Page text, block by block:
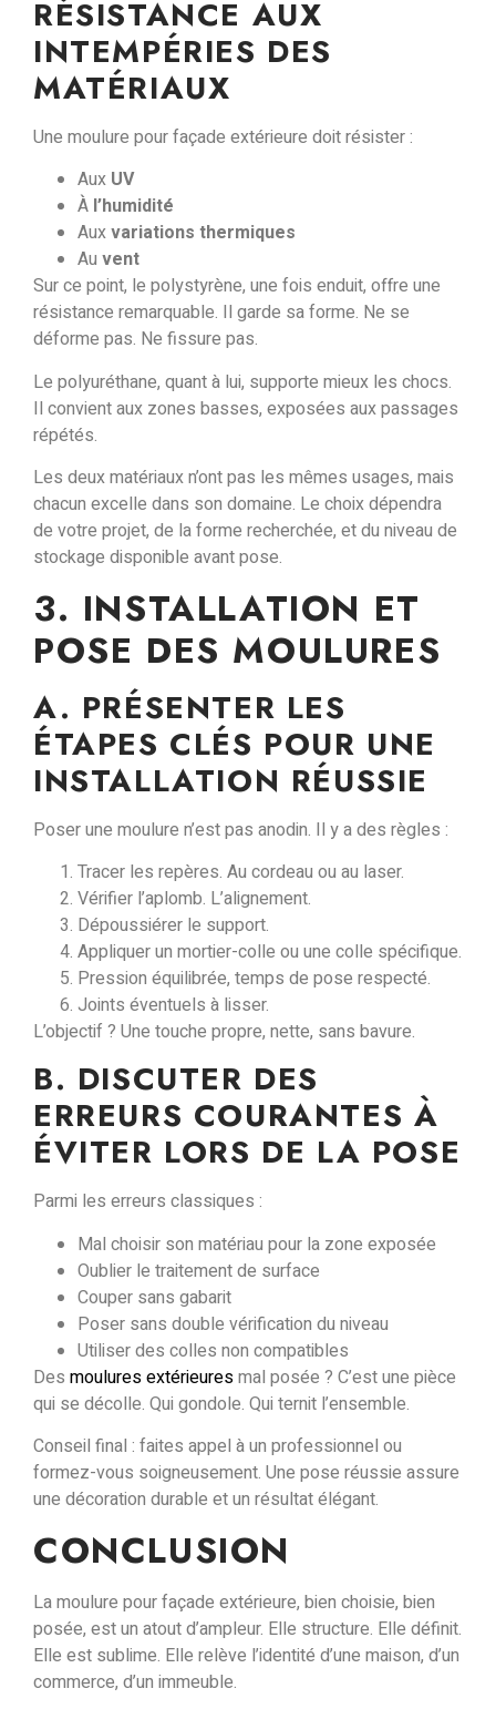
RÉSISTANCE AUX
INTEMPÉRIES DES
MATÉRIAUX
Une moulure pour façade extérieure doit résister :
Aux UV
À l’humidité
Auxvariations thermiques
Au vent
Sur ce point, le polystyrène, une fois enduit, offre une
résistance remarquable. Il garde sa forme. Ne se
déforme pas. Ne fissure pas.
Le polyuréthane, quant à lui, supporte mieux les chocs.
Il convient aux zones basses, exposées aux passages
répétés.
Les deux matériaux n’ont pas les mêmes usages, mais
chacun excelle dans son domaine. Le choix dépendra
de votre projet, de la forme recherchée, et du niveau de
stockage disponible avant pose.
3. INSTALLATION ET
POSE DES MOULURES
A. PRÉSENTER LES
ÉTAPES CLÉS POUR UNE
INSTALLATION RÉUSSIE
Poser une moulure n’est pas anodin. Il y a des règles :
Tracer les repères. Au cordeau ou au laser.
Vérifier l’aplomb. L’alignement.
Dépoussiérer le support.
Appliquer un mortier-colle ou une colle spécifique.
Pression équilibrée, temps de pose respecté.
Joints éventuels à lisser.
L’objectif ? Une touche propre, nette, sans bavure.
B. DISCUTER DES
ERREURS COURANTES À
ÉVITER LORS DE LA POSE
Parmi les erreurs classiques :
Mal choisir son matériau pour la zone exposée
Oublier le traitement de surface
Couper sans gabarit
Poser sans double vérification du niveau
Utiliser des colles non compatibles
Des moulures extérieuresmal posée ? C’est une pièce
qui se décolle. Qui gondole. Qui ternit l’ensemble.
Conseil final : faites appel à un professionnel ou
formez-vous soigneusement. Une pose réussie assure
une décoration durable et un résultat élégant.
CONCLUSION
La moulure pour façade extérieure, bien choisie, bien
posée, est un atout d’ampleur. Elle structure. Elle définit.
Elle est sublime. Elle relève l’identité d’une maison, d’un
commerce, d’un immeuble.